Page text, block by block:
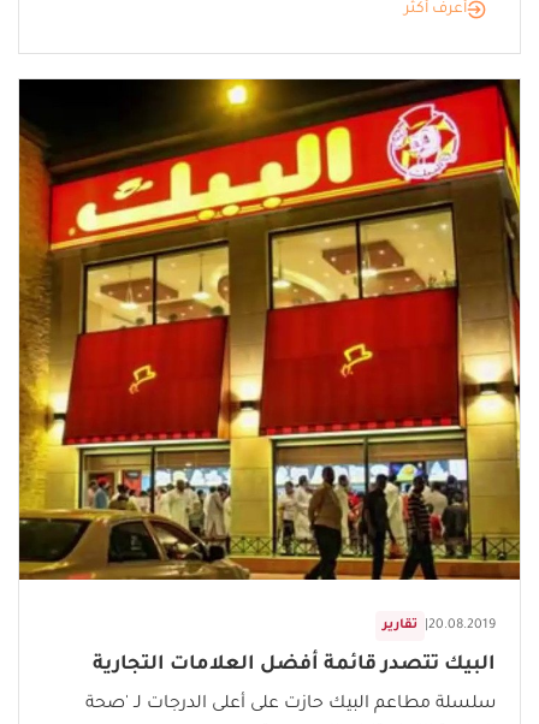
أعرف أكثر
تقارير 20.08.2019
البيك تتصدر قائمة أفضل العلامات التجارية
سلسلة مطاعم البيك حازت على أعلى الدرجات لـ 'صحة